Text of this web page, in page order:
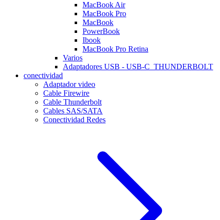
MacBook Air
MacBook Pro
MacBook
PowerBook
Ibook
MacBook Pro Retina
Varios
Adaptadores USB - USB-C_THUNDERBOLT
conectividad
Adaptador video
Cable Firewire
Cable Thunderbolt
Cables SAS/SATA
Conectividad Redes